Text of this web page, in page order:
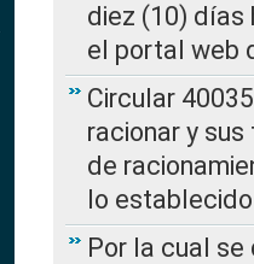
diez (10) días
el portal web
Circular
racionar y
de
lo
Por la cual